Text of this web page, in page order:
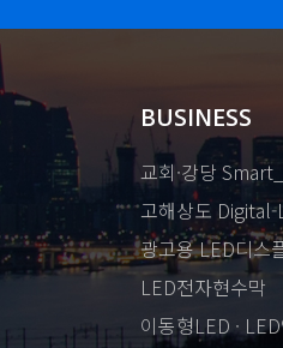
BUSINESS
교회·강당
고해상도 Digital-
광고용 LED디스
LED전자현수막
이동형LED ·